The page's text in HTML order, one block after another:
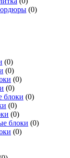
(0)
(0)
(0)
(0)
(0)
блоки (0)
(0)
(0)
блоки (0)
(0)